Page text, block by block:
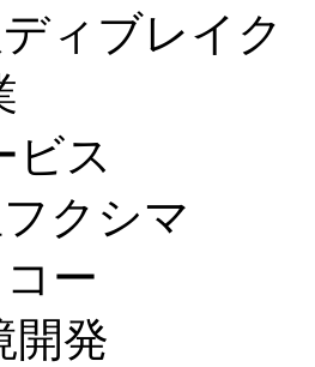
ィブレイク
ビス
クシマ
ー
開発